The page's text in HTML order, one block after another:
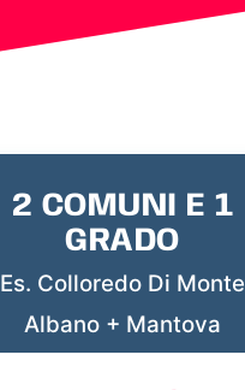
2 COMUNI E 1
GRADO
Es. Colloredo Di Monte
Albano + Mantova